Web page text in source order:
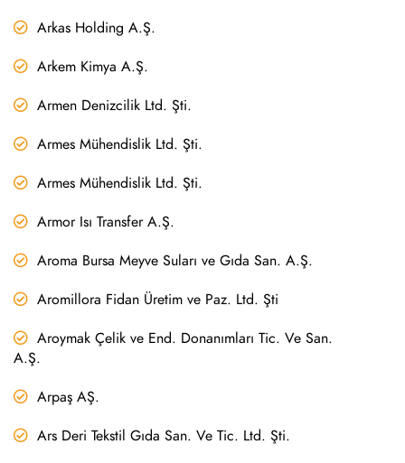
Arkas Holding A.Ş.
Arkem Kimya A.Ş.
Armen Denizcilik Ltd. Şti.
Armes Mühendislik Ltd. Şti.
Armes Mühendislik Ltd. Şti.
Armor Isı Transfer A.Ş.
Aroma Bursa Meyve Suları ve Gıda San. A.Ş.
Aromillora Fidan Üretim ve Paz. Ltd. Şti
Aroymak Çelik ve End. Donanımları Tic. Ve San.
A.Ş.
Arpaş AŞ.
Ars Deri Tekstil Gıda San. Ve Tic. Ltd. Şti.